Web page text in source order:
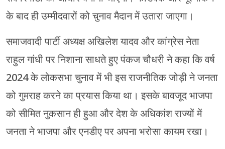
के बाद ही उम्मीदवारों को चुनाव मैदान में उतारा जाएगा।
समाजवादी पार्टी अध्यक्ष अखिलेश यादव और कांग्रेस नेता
राहुल गांधी पर निशाना साधते हुए पंकज चौधरी ने कहा कि वर्ष
2024 के लोकसभा चुनाव में भी इस राजनीतिक जोड़ी ने जनता
को गुमराह करने का प्रयास किया था। इसके बावजूद भाजपा
को सीमित नुकसान ही हुआ और देश के अधिकांश राज्यों में
जनता ने भाजपा और एनडीए पर अपना भरोसा कायम रखा।